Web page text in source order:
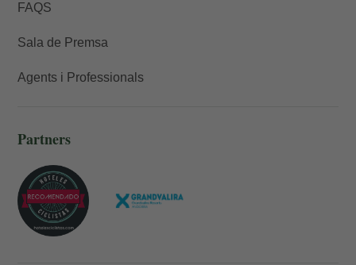
FAQS
Sala de Premsa
Agents i Professionals
Partners